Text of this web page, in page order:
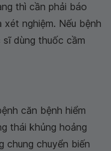
thì cần phải báo
nghiệm. Nếu bệnh
dùng thuốc cầm
căn bệnh hiểm
thái khủng hoảng
chung chuyển biến